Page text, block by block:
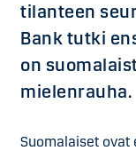
tilanteen
Bank tutki
on
mielenrauha.
Suomalaiset ovat